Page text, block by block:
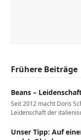
Frühere Beiträge
Beans –
Seit 2012 macht Doris
Leidenschaft der
Unser Tipp: Auf